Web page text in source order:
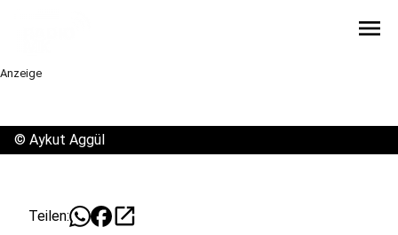
menu
Anzeige
© Aykut Aggül
Teilen: open_in_new